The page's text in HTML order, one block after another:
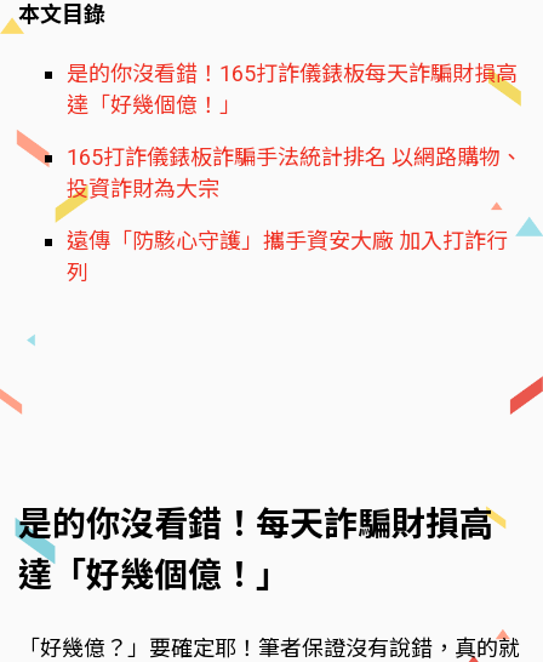
本文目錄
是的你沒看錯！165打詐儀錶板每天詐騙財損高
達「好幾個億！」
165打詐儀錶板詐騙手法統計排名 以網路購物、
投資詐財為大宗
遠傳「防駭心守護」攜手資安大廠 加入打詐行
列
是的你沒看錯！每天詐騙財損高
達「好幾個億！」
「好幾億？」要確定耶！筆者保證沒有說錯，真的就